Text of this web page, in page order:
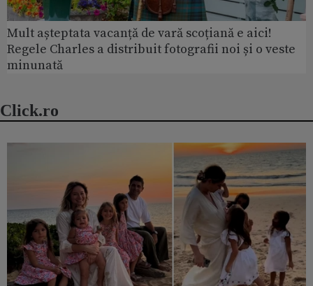
Mult așteptata vacanță de vară scoțiană e aici!
Regele Charles a distribuit fotografii noi și o veste
minunată
Click.ro